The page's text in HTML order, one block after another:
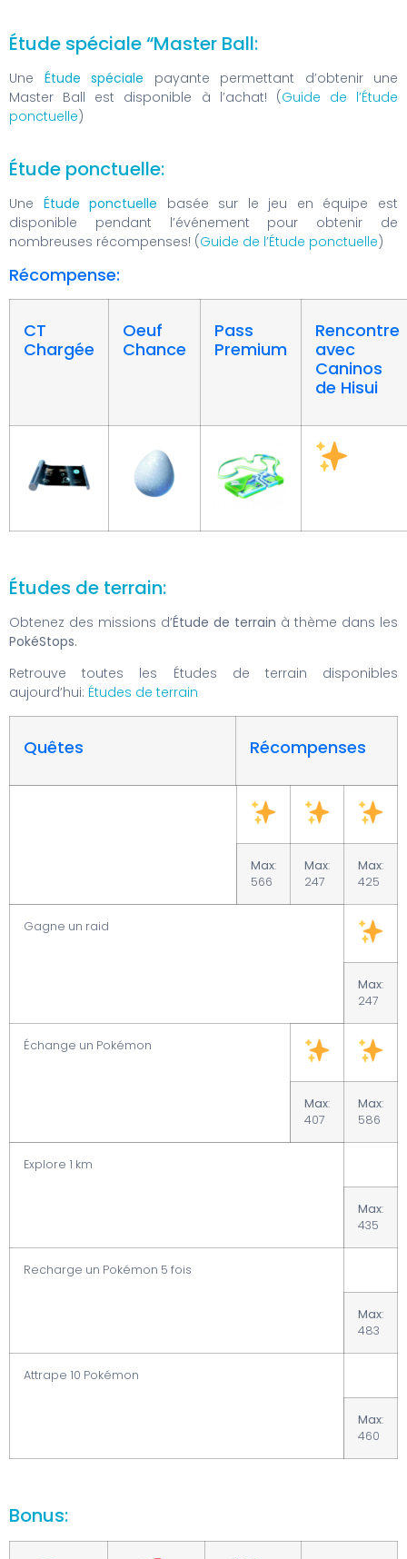
Étude spéciale “Master Ball:
Une Étude spéciale payante permettant d’obtenir une
Master Ball est disponible à l’achat! (Guide de l’Étude
ponctuelle)
Étude ponctuelle:
Une Étude ponctuelle basée sur le jeu en équipe est
disponible pendant l’événement pour obtenir de
nombreuses récompenses! (Guide de l’Étude ponctuelle)
Récompense:
CT
Chargée
Oeuf
Chance
Pass
Premium
Rencontre
avec
Caninos
de Hisui
Études de terrain:
Obtenez des missions d’Étude de terrain à thème dans les
PokéStops.
Retrouve toutes les Études de terrain disponibles
aujourd’hui: Études de terrain
Quêtes Récompenses
Max:
566
Max:
247
Max:
425
Gagne un raid
Max:
247
Échange un Pokémon
Max:
407
Max:
586
Explore 1 km
Max:
435
Recharge un Pokémon 5 fois
Max:
483
Attrape 10 Pokémon
Max:
460
Bonus: